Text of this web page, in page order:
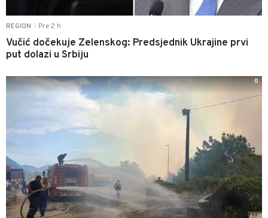
REGION Pre 2 h
Vučić dočekuje Zelenskog: Predsjednik Ukrajine prvi
put dolazi u Srbiju
0